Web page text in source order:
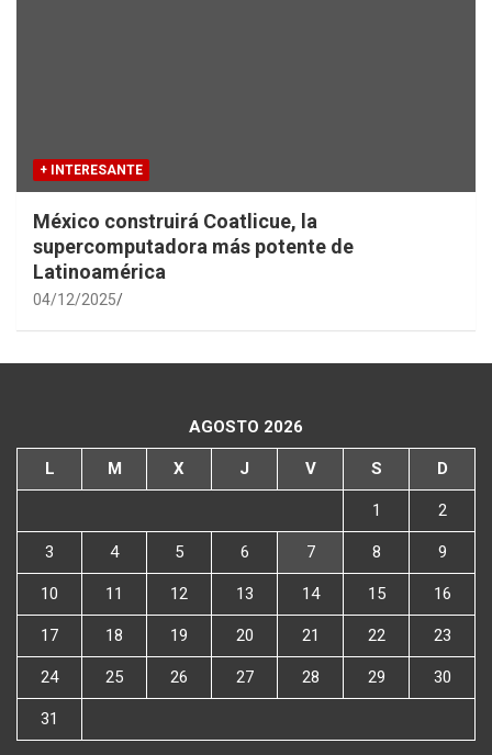
+ INTERESANTE
México construirá Coatlicue, la
supercomputadora más potente de
Latinoamérica
04/12/2025
AGOSTO 2026
L M X J V S D
1 2
3 4 5 6 7 8 9
10 11 12 13 14 15 16
17 18 19 20 21 22 23
24 25 26 27 28 29 30
31